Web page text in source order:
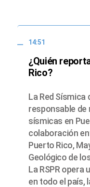
14:51
¿Quién
Rico?
La Red Sísmica
responsable
sísmicas en
colaboración
Puerto Rico,
Geológico de
La RSPR opera
en todo el país,